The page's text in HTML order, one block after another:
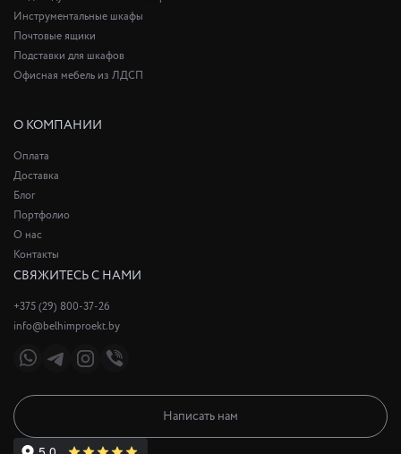
Инструментальные шкафы
Почтовые ящики
Подставки для шкафов
Офисная мебель из ЛДСП
О КОМПАНИИ
Оплата
Доставка
Блог
Портфолио
О нас
Контакты
СВЯЖИТЕСЬ С НАМИ
+375 (29) 800-37-26
info@belhimproekt.by
Написать нам